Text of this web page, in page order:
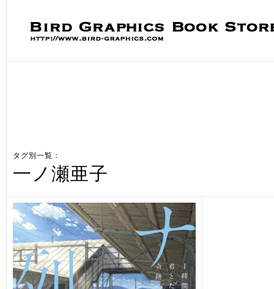
タグ別一覧：
一ノ瀬亜子